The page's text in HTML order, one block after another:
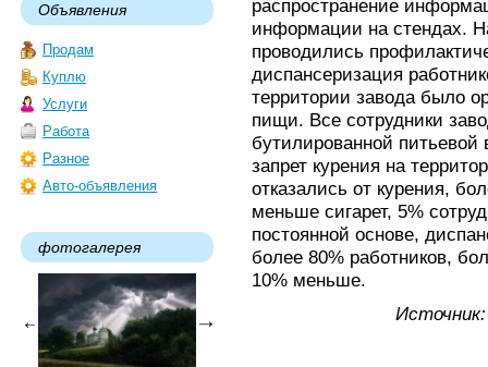
Объявления
Продам
Куплю
Услуги
Работа
Разное
Авто-объявления
фотогалерея
распространение
информации на стендах.
проводились
диспансеризация
территории завода было
пищи. Все сотрудники
бутилированной
запрет курения на
отказались от курения,
меньше сигарет, 5%
постоянной основе,
более 80% работников,
10% меньше.